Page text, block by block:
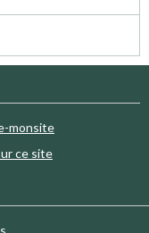
monsite
ce site